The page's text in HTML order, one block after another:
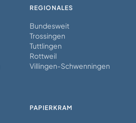
REGIONALES
Bundesweit
Trossingen
Tuttlingen
Rottweil
Villingen-Schwenningen
PAPIERKRAM